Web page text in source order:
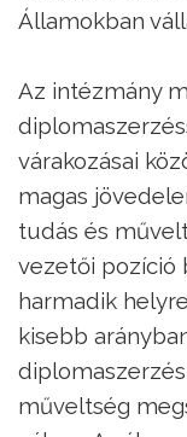
Államokban
Az intézmány
várakozásai
magas
tudás és
vezetői pozíció
harmadik
kisebb
műveltség